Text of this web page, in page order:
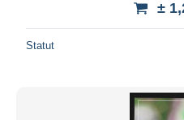
±
Statut